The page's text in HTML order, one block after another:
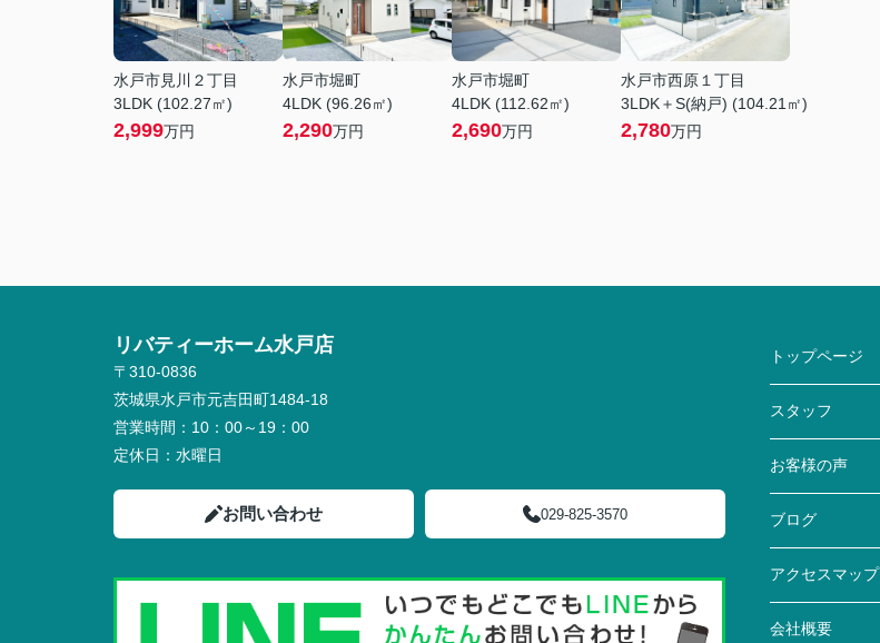
水戸市見川２丁目
3LDK (102.27㎡)
2,999万円
水戸市堀町
4LDK (96.26㎡)
2,290万円
水戸市堀町
4LDK (112.62㎡)
2,690万円
水戸市西原１丁目
3LDK＋S(納戸) (104.21㎡)
2,780万円
リバティーホーム水戸店
〒310-0836
茨城県水戸市元吉田町1484-18
営業時間： 10：00～19：00
定休日： 水曜日
お問い合わせ 029-825-3570
トップページ
スタッフ
お客様の声
ブログ
アクセスマップ
会社概要